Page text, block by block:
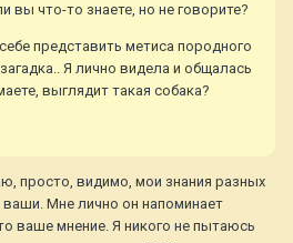
вы что-то знаете, но не говорите?
представить метиса породного
Я лично видела и общалась
выглядит такая собака?
просто, видимо, мои знания разных
Мне лично он напоминает
ваше мнение. Я никого не пытаюсь